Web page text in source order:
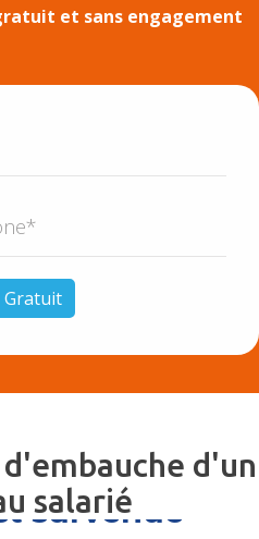
et sans engagement
d'un
salarié